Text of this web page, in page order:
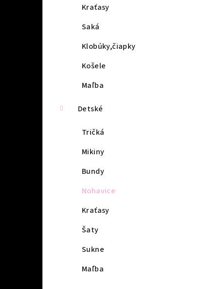
Kraťasy
Saká
Klobúky,čiapky
Košele
Maľba
Detské
Tričká
Mikiny
Bundy
Nohavice
Kraťasy
Šaty
Sukne
Maľba